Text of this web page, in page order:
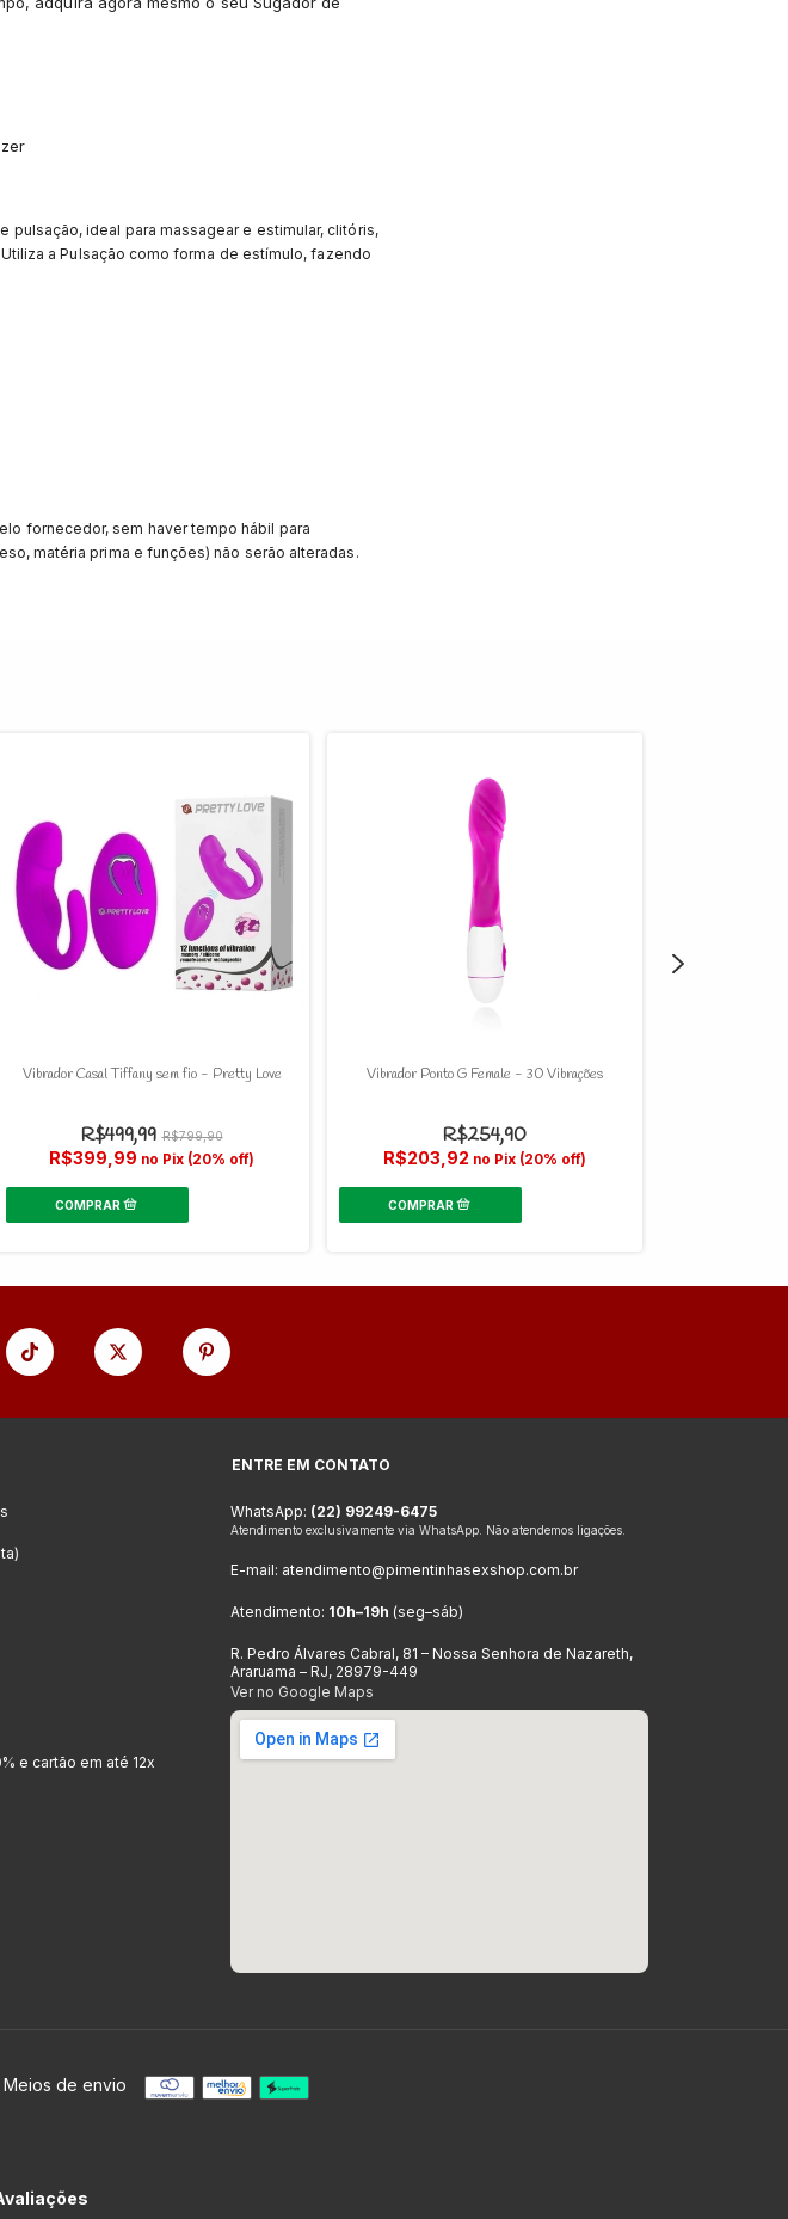
pulsação, ideal para massagear e estimular, clitóris,
a Pulsação como forma de estímulo, fazendo
fornecedor, sem haver tempo hábil para
matéria prima e funções) não serão alteradas.
Vibrador Casal Tiffany sem fio - Pretty Love
R$499,99 R$799,90
R$399,99 no Pix (20% off)
Vibrador Ponto G Female - 30 Vibrações
R$254,90
R$203,92 no Pix (20% off)
e cartão em até 12x
ENTRE EM CONTATO
WhatsApp: (22) 99249-6475
Atendimento exclusivamente via WhatsApp. Não atendemos ligações.
E-mail: atendimento@pimentinhasexshop.com.br
Atendimento: 10h–19h (seg–sáb)
R. Pedro Álvares Cabral, 81 – Nossa Senhora de Nazareth,
Araruama – RJ, 28979-449
Ver no Google Maps
Meios de envio